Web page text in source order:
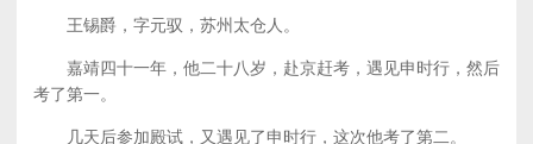
王锡爵，字元驭，苏州太仓人。
嘉靖四十一年，他二十八岁，赴京赶考，遇见申时行，然后
考了第一。
几天后参加殿试，又遇见了申时行，这次他考了第二。